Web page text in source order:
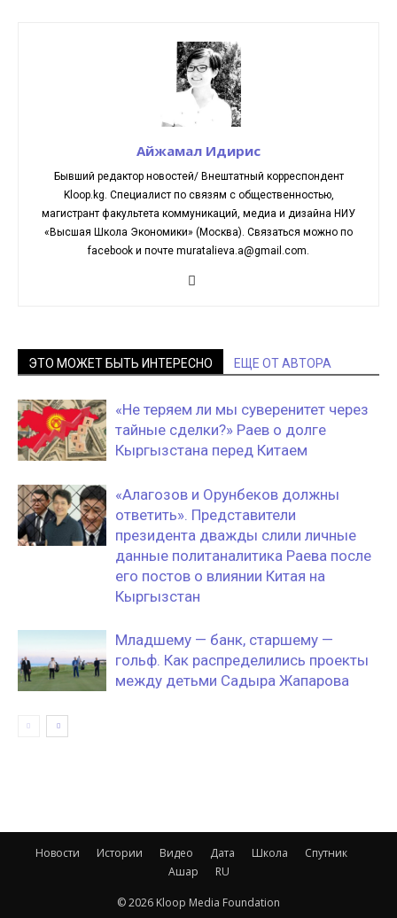
Айжамал Идирис
Бывший редактор новостей/ Внештатный корреспондент
Kloop.kg. Cпециалист по связям с общественностью,
магистрант факультета коммуникаций, медиа и дизайна НИУ
«Высшая Школа Экономики» (Москва). Связаться можно по
facebook и почте muratalieva.a@gmail.com.
ЭТО МОЖЕТ БЫТЬ ИНТЕРЕСНО ЕЩЕ ОТ АВТОРА
«Не теряем ли мы суверенитет через
тайные сделки?» Раев о долге
Кыргызстана перед Китаем
«Алагозов и Орунбеков должны
ответить». Представители
президента дважды слили личные
данные политаналитика Раева после
его постов о влиянии Китая на
Кыргызстан
Младшему — банк, старшему —
гольф. Как распределились проекты
между детьми Садыра Жапарова
Новости Истории Видео Дата Школа
Спутник
Ашар
RU
© 2026 Kloop Media Foundation